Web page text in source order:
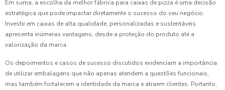
Em suma, a escolha da melhor fábrica para caixas de pizza é uma decisão
estratégica que pode impactar diretamente o sucesso do seu negócio.
Investir em caixas de alta qualidade, personalizadas e sustentáveis
apresenta inúmeras vantagens, desde a proteção do produto até a
valorização da marca.
Os depoimentos e casos de sucesso discutidos evidenciam a importância
de utilizar embalagens que não apenas atendem a questões funcionais,
mas também fortalecem a identidade da marca e atraem clientes. Portanto,